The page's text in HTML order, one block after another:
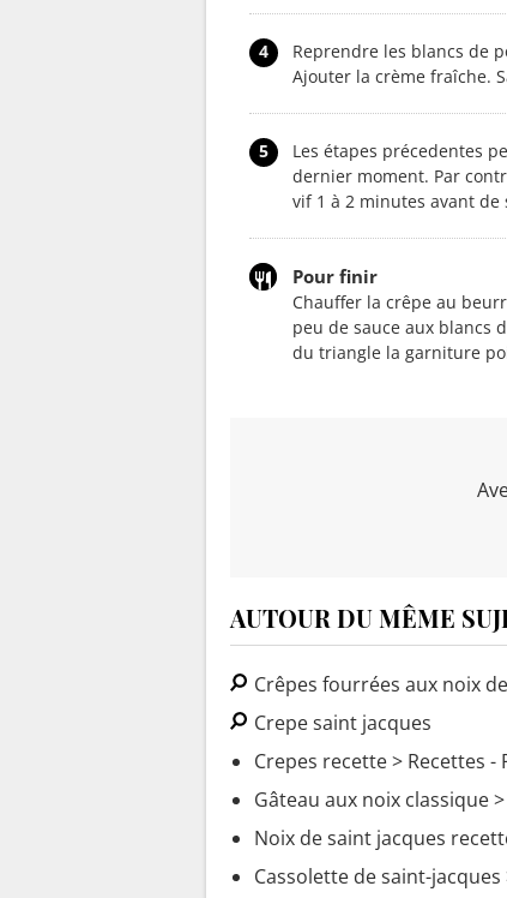
4
Reprendre les blancs de
Ajouter la crème fraîche.
5
Les étapes précedentes
dernier moment. Par
vif 1 à 2 minutes avant de
Pour finir
Chauffer la crêpe au
peu de sauce aux blancs
du triangle la garniture
AUTOUR DU MÊME
Crêpes fourrées aux noix
Crepe saint jacques
Crepes recette> Recettes -
Gâteau aux noix classique
Noix de saint jacques
Cassolette de saint-jacques